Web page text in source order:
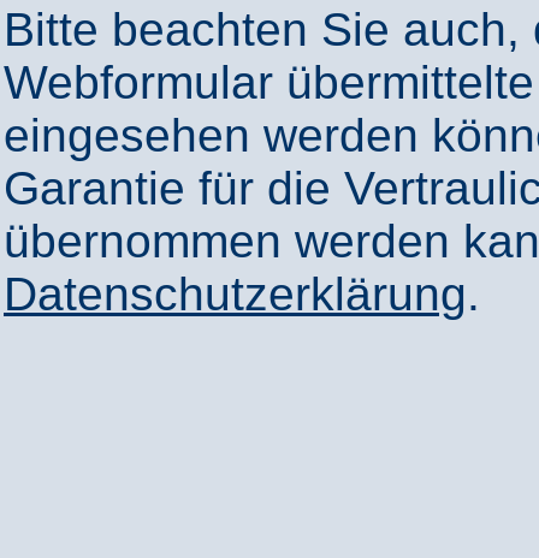
Bitte beachten Sie
Webformular
eingesehen werden
Garantie für die
übernommen werden
Datenschutzerklärung.